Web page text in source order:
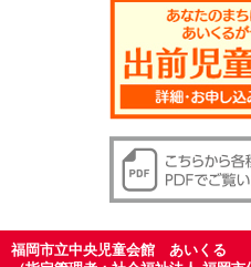
福岡市立中央児童会館 あいくる